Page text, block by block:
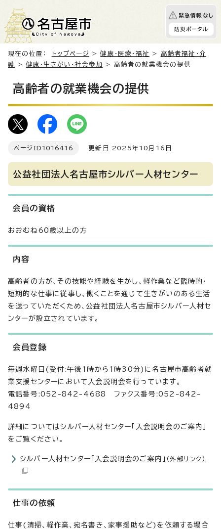
緊急情報なし
防災ポータル
現在の位置： トップページ >健康・医療・福祉 > 高齢者福祉・介
護
> 健康・生きがい・社会参加 > 高齢者の就業機会の提供
高齢者の就業機会の提供
ページID 1016416 更新日 2025年10月16日
公益社団法人名古屋市シルバー人材センター
会員の資格
おおむね60歳以上の方
内容
高齢者の方が、その技能や経験を生かし、軽作業など臨時的・
短期的な仕事に従事し、働くことを通じて生きがいのある生活
を送っていただくため、公益社団法人名古屋市シルバー人材セ
ンターが設立されています。
会員登録
毎週水曜日(受付:午後1時から1時30分)に名古屋市高齢者就
業支援センターにおいて入会説明会を行っています。
電話番号:052-842-4688 ファクス番号:052-842-
4894
詳細についてはシルバー人材センター「入会説明会のご案内」
をご覧ください。
シルバー人材センター「入会説明会のご案内」 （外部リンク）
仕事の依頼
仕事(清掃、軽作業、宛名書き、家事援助など)を依頼する場合